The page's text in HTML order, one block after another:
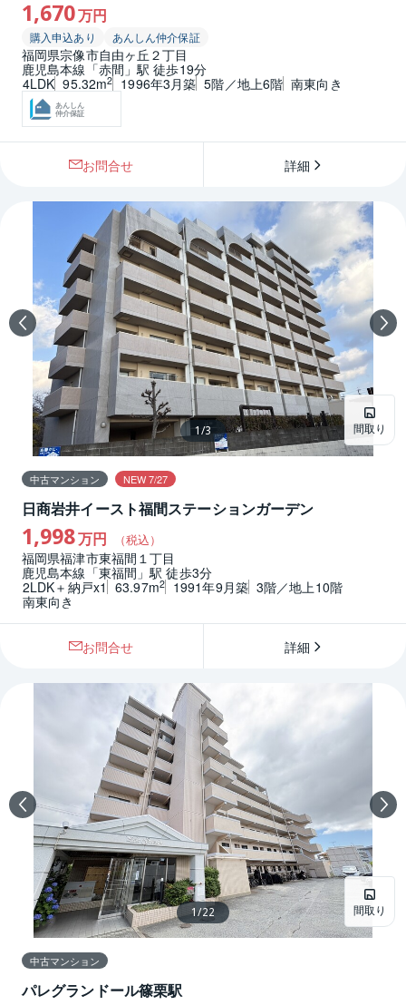
1,670万円
購入申込あり あんしん仲介保証
福岡県宗像市自由ヶ丘２丁目
鹿児島本線「赤間」駅 徒歩19分
4LDK 95.32m2 1996年3月築 5階／地上6階 南東向き
あんしん
仲介保証
お問合せ 詳細
間取り
1 /3
中古マンション NEW 7/27
日商岩井イースト福間ステーションガーデン
1,998万円 （税込）
福岡県福津市東福間１丁目
鹿児島本線「東福間」駅 徒歩3分
2LDK＋納戸x1
63.97m2 1991年9月築 3階／地上10階
南東向き
お問合せ 詳細
間取り
1/22
中古マンション
パレグランドール篠栗駅